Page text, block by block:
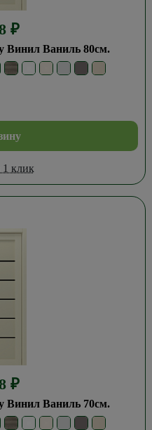
₽
Винил Ваниль 80см.
клик
₽
Винил Ваниль 70см.